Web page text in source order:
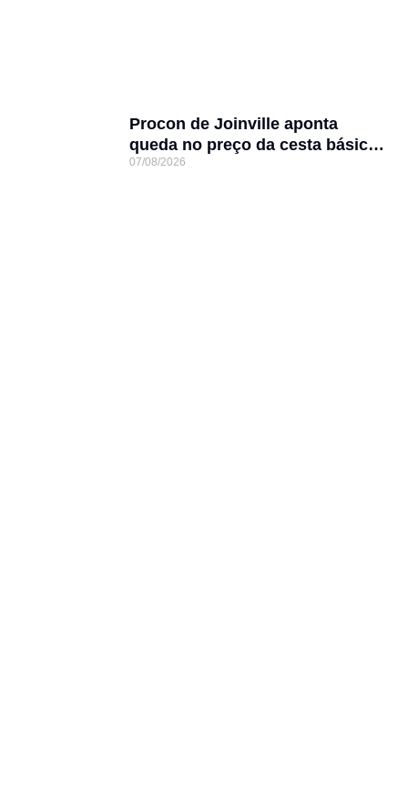
Procon de Joinville aponta
queda no preço da cesta básica
em agosto
07/08/2026